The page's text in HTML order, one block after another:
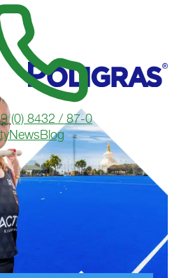
(0) 8432 / 87-0
NewsBlog